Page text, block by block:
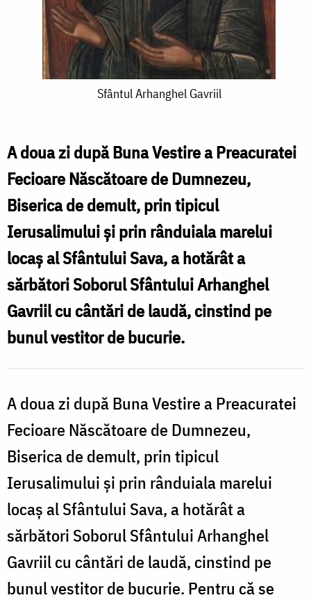
Sfântul Arhanghel Gavriil
A doua zi după Buna Vestire a Preacuratei
Fecioare Născătoare de Dumnezeu,
Biserica de demult, prin tipicul
Ierusalimului și prin rânduiala marelui
locaș al Sfântului Sava, a hotărât a
sărbători Soborul Sfântului Arhanghel
Gavriil cu cântări de laudă, cinstind pe
bunul vestitor de bucurie.
A doua zi după Buna Vestire a Preacuratei
Fecioare Născătoare de Dumnezeu,
Biserica de demult, prin tipicul
Ierusalimului și prin rânduiala marelui
locaș al Sfântului Sava, a hotărât a
sărbători Soborul Sfântului Arhanghel
Gavriil cu cântări de laudă, cinstind pe
bunul vestitor de bucurie. Pentru că se